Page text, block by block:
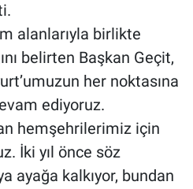
alanlarıyla birlikte
belirten Başkan Geçit,
her noktasına
ediyoruz.
hemşehrilerimiz için
İki yıl önce söz
ayağa kalkıyor, bundan